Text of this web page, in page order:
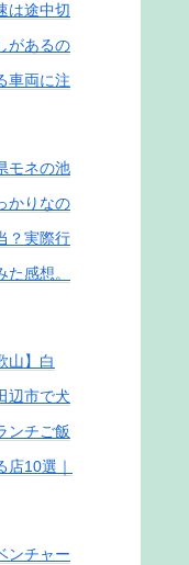
は途中切
があるの
車両に注
モネの池
かりなの
？実際行
た感想。
山】白
辺市で犬
ンチご飯
店10選｜
ンチャー